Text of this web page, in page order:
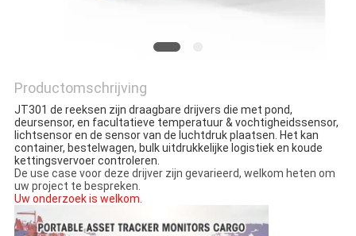
Productomschrijving
JT301 de reeksen zijn draagbare drijvers die met pond,
deursensor, en facultatieve temperatuur & vochtigheidssensor,
lichtsensor en de sensor van de luchtdruk plaatsen. Het kan
container, bestelwagen, bulk uitdrukkelijke logistiek en koude
kettingsvervoer controleren.
De use case voor deze drijver zijn gevarieerd, welkom heten om
uw project te bespreken.
Uw onderzoek is welkom.